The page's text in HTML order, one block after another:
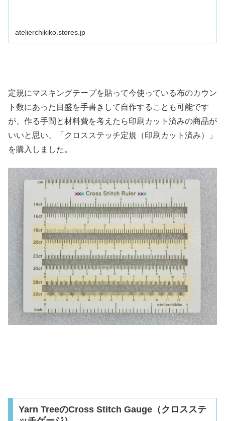
atelierchikiko.stores.jp
定規にマスキングテープを貼って今使っている布のカウン
ト数にあった目盛を手書きして自作することも可能です
が、作る手間と材料費を考えたら印刷カット済みの商品が
いいと思い、「クロスステッチ定規（印刷カット済み）」
を購入しました。
Yarn TreeのCross Stitch Gauge（クロスステ